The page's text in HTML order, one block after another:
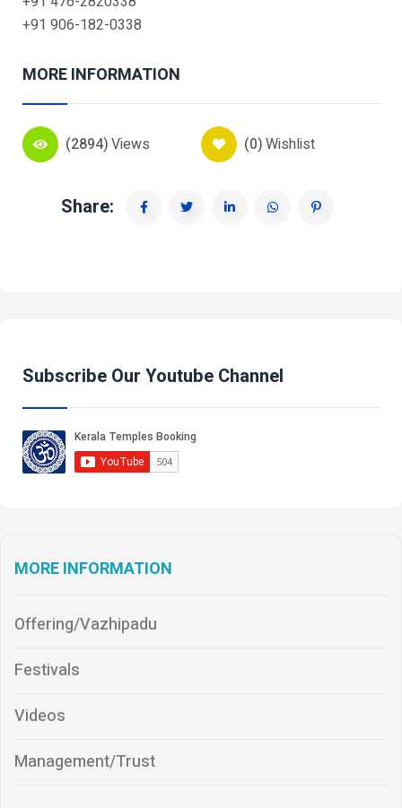
+91 906-182-0338
MORE INFORMATION
(2894)Views (0)Wishlist
Share:
Subscribe Our Youtube Channel
MORE INFORMATION
Offering/Vazhipadu
Festivals
Videos
Management/Trust